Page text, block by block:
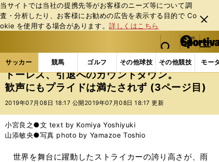
当サイトでは当社の提携先等がお客様のニーズ等について調
査・分析したり、お客様にお勧めの広告を表⽰する⽬的で Co
okie を使⽤する場合があります。詳しくはこちら
閉じ
る
web Sportiva (webスポルティーバ)
検索
マイペ
ー
ジ
メニュ
サッカー 競馬 ゴルフ その他球技 その他競技 モー
ス
ポ
ル
バ
サッカーの記事一覧 Jリーグ他 Jリーグ トーレ
トーレス、引退へのカウントダウン。
歓声にもプライドは満たされず (3ページ目)
2019年07月08日 18:17 公開 2019年07月08日 18:17 更新
小宮良之●文 text by Komiya Yoshiyuki
山添敏央●写真 photo by Yamazoe Toshio
世界を舞台に躍動したストライカーの誇り高さが、雨